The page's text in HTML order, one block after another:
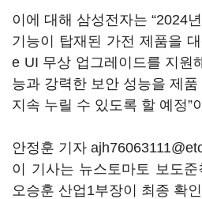
이에 대해 삼성전자는 “2024
기능이 탑재된 가전 제품을
e UI 무상 업그레이드를 지원
능과 강력한 보안 성능을 제
지속 누릴 수 있도록 할 예정”
안정훈 기자
이 기사는 뉴스토마토 보도
오승훈 산업1부장이 최종 확